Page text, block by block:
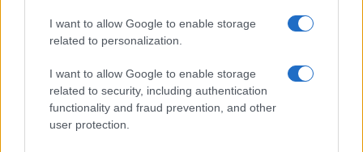
I want to allow Google to enable storage
related to personalization.
I want to allow Google to enable storage
related to security, including authentication
functionality and fraud prevention, and other
user protection.